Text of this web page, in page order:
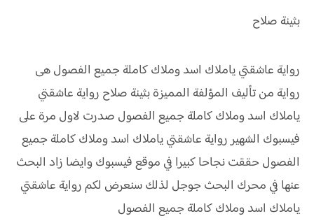
بثينة صلاح
رواية عاشقتي ياملاك اسد وملاك كاملة جميع الفصول هى
رواية من تأليف المؤلفة المميزة بثينة صلاح رواية عاشقتي
ياملاك اسد وملاك كاملة جميع الفصول صدرت لاول مرة على
فيسبوك الشهير رواية عاشقتي ياملاك اسد وملاك كاملة جميع
الفصول حققت نجاحا كبيرا في موقع فيسبوك وايضا زاد البحث
عنها في محرك البحث جوجل لذلك سنعرض لكم رواية عاشقتي
ياملاك اسد وملاك كاملة جميع الفصول